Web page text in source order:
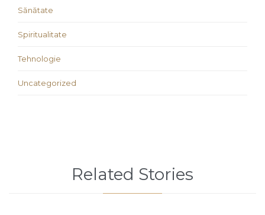
Sănătate
Spiritualitate
Tehnologie
Uncategorized
Related Stories